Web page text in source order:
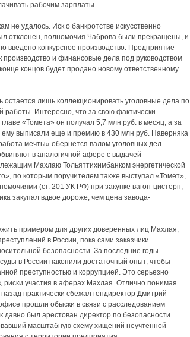
рабочим зарплаты.
не удалось. Иск о банкротстве искусственно
отклонен, полномочия Чаброва были прекращены, и
введено конкурсное производство. Предприятие
производство и финансовые дела под руководством
концов будет продано новому ответственному
лишь коллекционировать уголовные дела по
работы. Интересно, что за свою фактически
«Томета» он получал 5,7 млн руб. в месяц, а за
ему выписали еще и премию в 430 млн руб. Наверняка
мечты» обернется валом уголовных дел.
в аналогичной афере с выдачей
Махлаю Тольяттихимбанком энергетической
по которым поручителем также выступал «Томет»,
(ст. 201 УК РФ) при закупке вагон-цистерн,
закупал вдвое дороже, чем цена завода-
примером для других доверенных лиц Махлая,
в России, пока сами заказчики
безопасности. За последние годы
в России накопили достаточный опыт, чтобы
преступностью и коррупцией. Это серьезно
риски участия в аферах Махлая. Отлично понимая
практически сбежал гендиректор Дмитрий
прошли обыски в связи с расследованием
давно был арестован директор по безопасности
масштабную схему хищений неучтенной